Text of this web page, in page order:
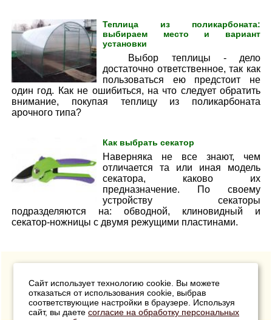
Теплица из поликарбоната:
выбираем место и вариант
установки
Выбор теплицы - дело
достаточно ответственное, так как
пользоваться ею предстоит не
один год. Как не ошибиться, на что следует обратить
внимание, покупая теплицу из поликарбоната
арочного типа?
Как выбрать секатор
Наверняка не все знают, чем
отличается та или иная модель
секатора, каково их
предназначение. По своему
устройству секаторы
подразделяются на: обводной, клиновидный и
секатор-ножницы с двумя режущими пластинами.
Сайт использует технологию cookie. Вы можете
отказаться от использования cookie, выбрав
соответствующие настройки в браузере. Используя
сайт, вы даетесогласие на обработку персональных